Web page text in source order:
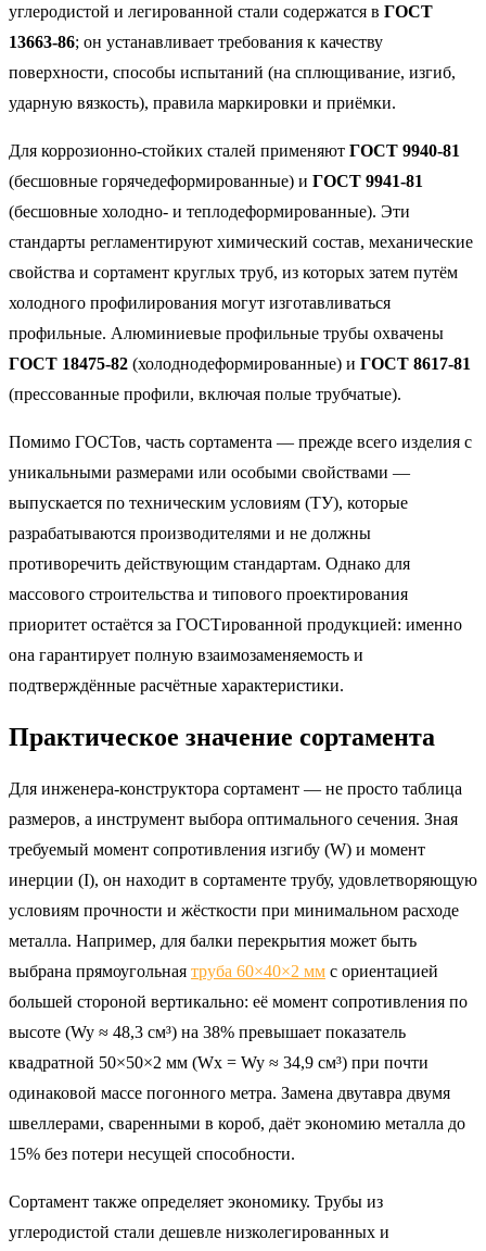
углеродистой и легированной стали содержатся в ГОСТ
13663-86; он устанавливает требования к качеству
поверхности, способы испытаний (на сплющивание, изгиб,
ударную вязкость), правила маркировки и приёмки.
Для коррозионно-стойких сталей применяют ГОСТ 9940-81
(бесшовные горячедеформированные) и ГОСТ 9941-81
(бесшовные холодно- и теплодеформированные). Эти
стандарты регламентируют химический состав, механические
свойства и сортамент круглых труб, из которых затем путём
холодного профилирования могут изготавливаться
профильные. Алюминиевые профильные трубы охвачены
ГОСТ 18475-82 (холоднодеформированные) и ГОСТ 8617-81
(прессованные профили, включая полые трубчатые).
Помимо ГОСТов, часть сортамента — прежде всего изделия с
уникальными размерами или особыми свойствами —
выпускается по техническим условиям (ТУ), которые
разрабатываются производителями и не должны
противоречить действующим стандартам. Однако для
массового строительства и типового проектирования
приоритет остаётся за ГОСТированной продукцией: именно
она гарантирует полную взаимозаменяемость и
подтверждённые расчётные характеристики.
Практическое значение сортамента
Для инженера-конструктора сортамент — не просто таблица
размеров, а инструмент выбора оптимального сечения. Зная
требуемый момент сопротивления изгибу (W) и момент
инерции (I), он находит в сортаменте трубу, удовлетворяющую
условиям прочности и жёсткости при минимальном расходе
металла. Например, для балки перекрытия может быть
выбрана прямоугольная труба 60×40×2 мм с ориентацией
большей стороной вертикально: её момент сопротивления по
высоте (Wy ≈ 48,3 см³) на 38% превышает показатель
квадратной 50×50×2 мм (Wx = Wy ≈ 34,9 см³) при почти
одинаковой массе погонного метра. Замена двутавра двумя
швеллерами, сваренными в короб, даёт экономию металла до
15% без потери несущей способности.
Сортамент также определяет экономику. Трубы из
углеродистой стали дешевле низколегированных и